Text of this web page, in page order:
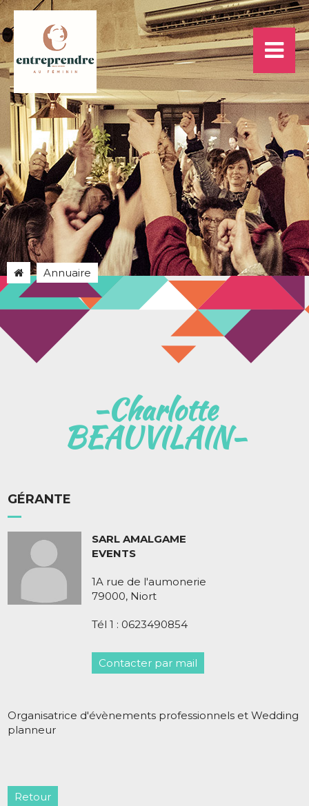
Annuaire
Charlotte
BEAUVILAIN
GÉRANTE
SARL AMALGAME
EVENTS
1A rue de l'aumonerie
79000, Niort
Tél 1 : 0623490854
Contacter par mail
Organisatrice d'évènements professionnels et Wedding
planneur
Retour